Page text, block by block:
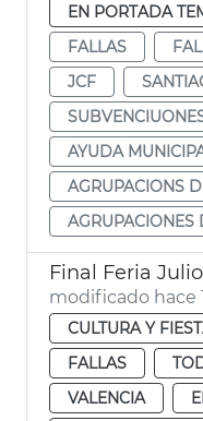
EN PORTADA
FALLAS
JCF
AYUDA
AGRUPACIONS
AGRUPACIONES
Final Feria
modificado hace
CULTURA Y
FALLAS
VALENCIA